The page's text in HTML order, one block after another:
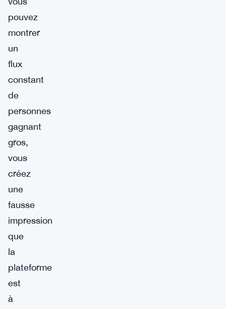
pouvez
montrer
un
flux
constant
de
personnes
gagnant
gros,
vous
créez
une
fausse
impression
que
la
plateforme
est
à